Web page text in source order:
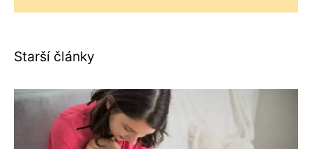
Starší články